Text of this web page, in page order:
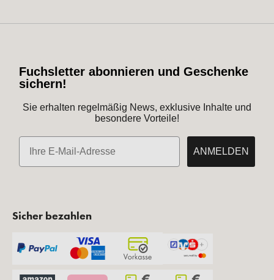
Fuchsletter abonnieren und Geschenke
sichern!
Sie erhalten regelmäßig News, exklusive Inhalte und
besondere Vorteile!
E-Mail
ANMELDEN
Sicher bezahlen